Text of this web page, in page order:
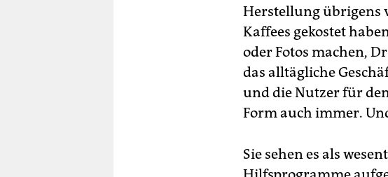
Herstellung übrigens
Kaffees gekostet
oder Fotos machen,
das alltägliche
und die Nutzer für
Form auch immer.
Sie sehen es als